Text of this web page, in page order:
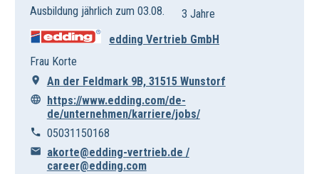
Ausbildung jährlich zum 03.08.
3 Jahre
edding Vertrieb GmbH
Frau Korte
An der Feldmark 9B, 31515 Wunstorf
https://www.edding.com/de-
de/unternehmen/karriere/jobs/
05031150168
akorte@edding-vertrieb.de /
career@edding.com